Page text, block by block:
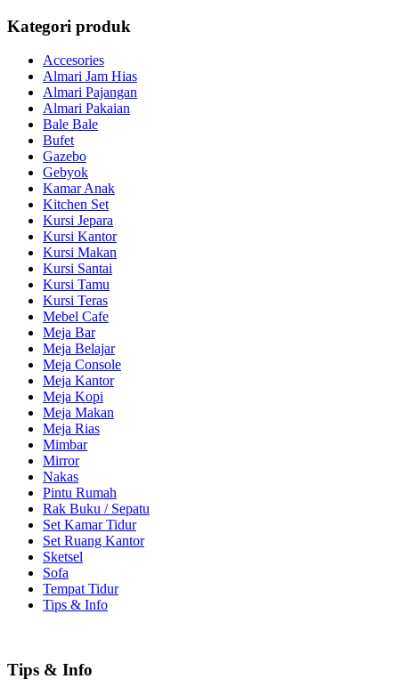
Kategori produk
Accesories
Almari Jam Hias
Almari Pajangan
Almari Pakaian
Bale Bale
Bufet
Gazebo
Gebyok
Kamar Anak
Kitchen Set
Kursi Jepara
Kursi Kantor
Kursi Makan
Kursi Santai
Kursi Tamu
Kursi Teras
Mebel Cafe
Meja Bar
Meja Belajar
Meja Console
Meja Kantor
Meja Kopi
Meja Makan
Meja Rias
Mimbar
Mirror
Nakas
Pintu Rumah
Rak Buku / Sepatu
Set Kamar Tidur
Set Ruang Kantor
Sketsel
Sofa
Tempat Tidur
Tips & Info
Tips & Info